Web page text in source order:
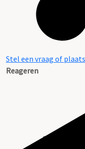
Stel een vraag of
Reageren